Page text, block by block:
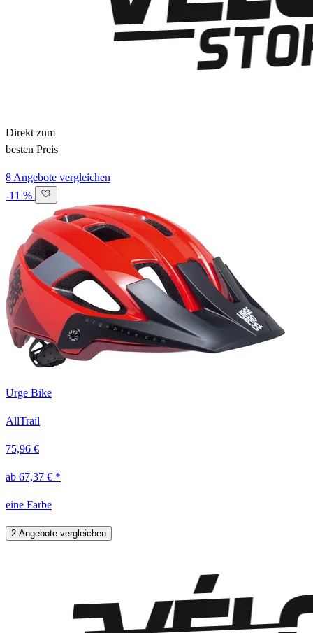
Direkt zum
besten Preis
8 Angebote vergleichen
-11 %
Urge Bike
AllTrail
75,96 €
ab 67,37 € *
eine Farbe
2 Angebote vergleichen